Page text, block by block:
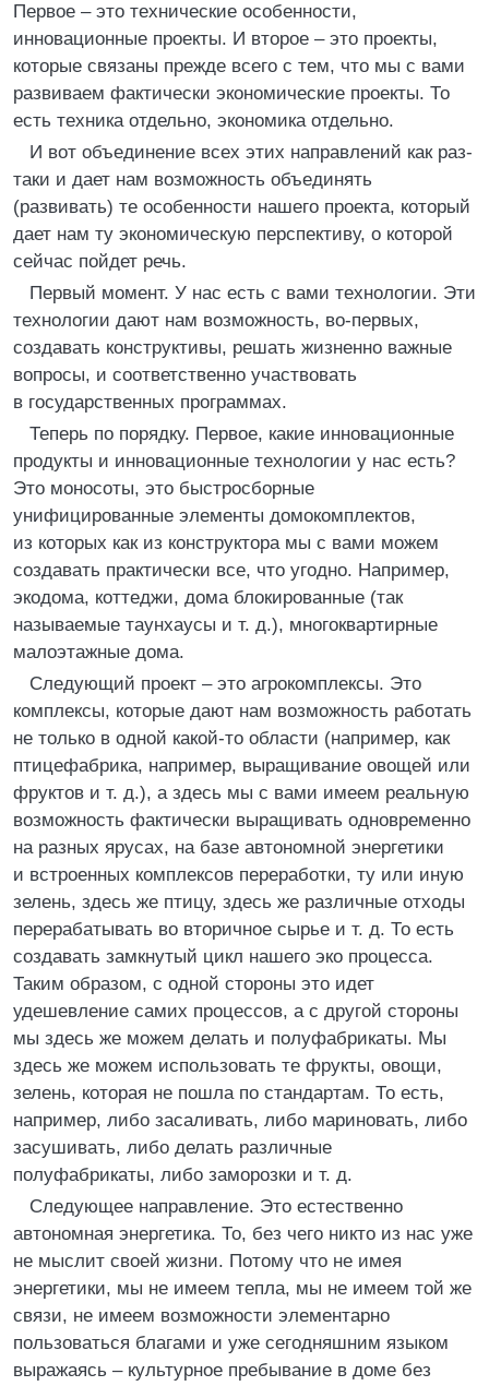
Первое – это технические особенности,
инновационные проекты. И второе – это проекты,
которые связаны прежде всего с тем, что мы с вами
развиваем фактически экономические проекты. То
есть техника отдельно, экономика отдельно.
И вот объединение всех этих направлений как раз-
таки и дает нам возможность объединять
(развивать) те особенности нашего проекта, который
дает нам ту экономическую перспективу, о которой
сейчас пойдет речь.
Первый момент. У нас есть с вами технологии. Эти
технологии дают нам возможность, во-первых,
создавать конструктивы, решать жизненно важные
вопросы, и соответственно участвовать
в государственных программах.
Теперь по порядку. Первое, какие инновационные
продукты и инновационные технологии у нас есть?
Это моносоты, это быстросборные
унифицированные элементы домокомплектов,
из которых как из конструктора мы с вами можем
создавать практически все, что угодно. Например,
экодома, коттеджи, дома блокированные (так
называемые таунхаусы и т. д.), многоквартирные
малоэтажные дома.
Следующий проект – это агрокомплексы. Это
комплексы, которые дают нам возможность работать
не только в одной какой-то области (например, как
птицефабрика, например, выращивание овощей или
фруктов и т. д.), а здесь мы с вами имеем реальную
возможность фактически выращивать одновременно
на разных ярусах, на базе автономной энергетики
и встроенных комплексов переработки, ту или иную
зелень, здесь же птицу, здесь же различные отходы
перерабатывать во вторичное сырье и т. д. То есть
создавать замкнутый цикл нашего эко процесса.
Таким образом, с одной стороны это идет
удешевление самих процессов, а с другой стороны
мы здесь же можем делать и полуфабрикаты. Мы
здесь же можем использовать те фрукты, овощи,
зелень, которая не пошла по стандартам. То есть,
например, либо засаливать, либо мариновать, либо
засушивать, либо делать различные
полуфабрикаты, либо заморозки и т. д.
Следующее направление. Это естественно
автономная энергетика. То, без чего никто из нас уже
не мыслит своей жизни. Потому что не имея
энергетики, мы не имеем тепла, мы не имеем той же
связи, не имеем возможности элементарно
пользоваться благами и уже сегодняшним языком
выражаясь – культурное пребывание в доме без